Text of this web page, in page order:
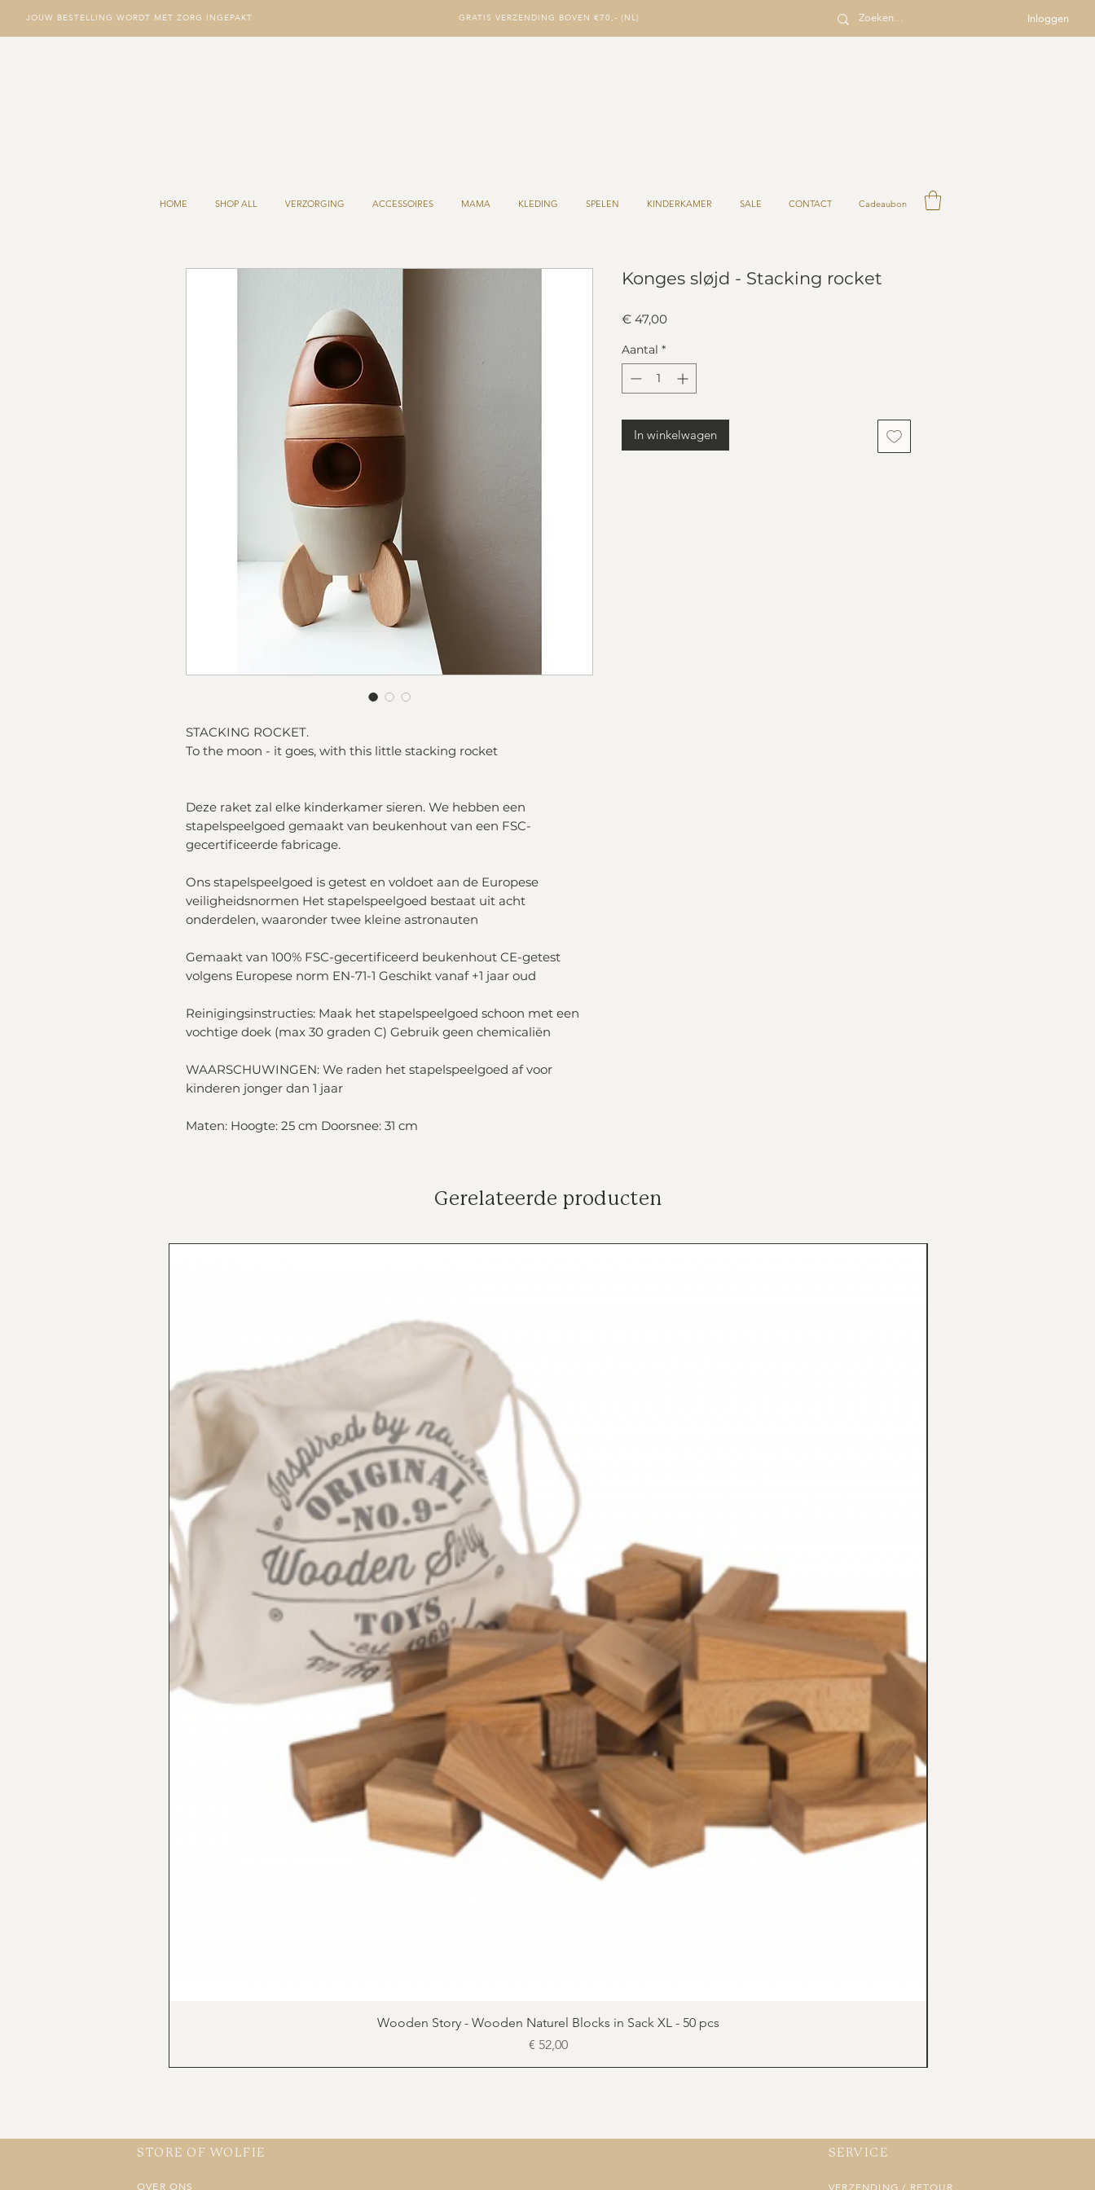
JOUW BESTELLING WORDT MET ZORG INGEPAKT GRATIS VERZENDING BOVEN €70,- (NL) Inloggen
HOME SHOP ALL VERZORGING ACCESSOIRES MAMA KLEDING SPELEN KINDERKAMER SALE CONTACT Cadeaubon
STACKING ROCKET.
To the moon - it goes, with this little stacking rocket
Deze raket zal elke kinderkamer sieren. We hebben een
stapelspeelgoed gemaakt van beukenhout van een FSC-
gecertificeerde fabricage.
Ons stapelspeelgoed is getest en voldoet aan de Europese
veiligheidsnormen Het stapelspeelgoed bestaat uit acht
onderdelen, waaronder twee kleine astronauten
Gemaakt van 100% FSC-gecertificeerd beukenhout CE-getest
volgens Europese norm EN-71-1 Geschikt vanaf +1 jaar oud
Reinigingsinstructies: Maak het stapelspeelgoed schoon met een
vochtige doek (max 30 graden C) Gebruik geen chemicaliën
WAARSCHUWINGEN: We raden het stapelspeelgoed af voor
kinderen jonger dan 1 jaar
Maten: Hoogte: 25 cm Doorsnee: 31 cm
Konges sløjd - Stacking rocket
€ 47,00Prijs
Aantal *
In winkelwagen
Gerelateerde producten
Snel overzicht
Wooden Story - Wooden Naturel Blocks in Sack XL - 50 pcs
Prijs
€ 52,00
STORE OF WOLFIE
OVER ONS
SERVICE